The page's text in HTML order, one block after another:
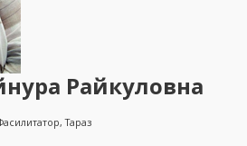
Райкуловна
Тараз